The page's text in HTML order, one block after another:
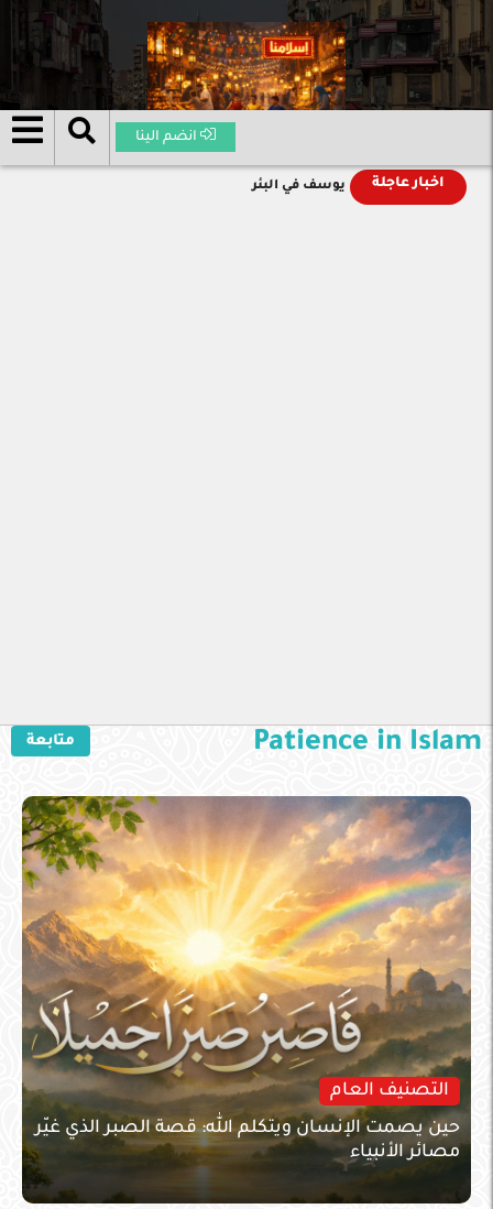
انضم الينا
اخبار عاجلة يوسف في البئر
Patience in Islam متابعة
التصنيف العام
حين يصمت الإنسان ويتكلم الله: قصة الصبر الذي غيّر
مصائر الأنبياء